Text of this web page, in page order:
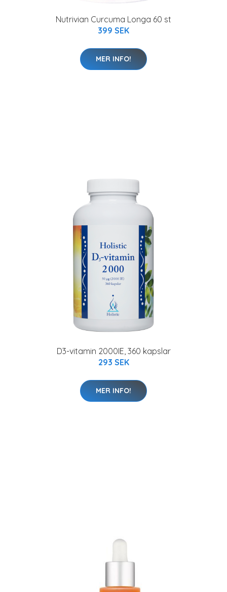
Nutrivian Curcuma Longa 60 st
399 SEK
MER INFO!
D3-vitamin 2000IE, 360 kapslar
293 SEK
MER INFO!